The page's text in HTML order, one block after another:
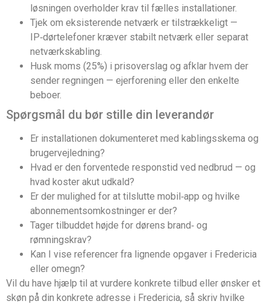
løsningen overholder krav til fælles installationer.
Tjek om eksisterende netværk er tilstrækkeligt —
IP‑dørtelefoner kræver stabilt netværk eller separat
netværkskabling.
Husk moms (25%) i prisoverslag og afklar hvem der
sender regningen — ejerforening eller den enkelte
beboer.
Spørgsmål du bør stille din leverandør
Er installationen dokumenteret med kablingsskema og
brugervejledning?
Hvad er den forventede responstid ved nedbrud — og
hvad koster akut udkald?
Er der mulighed for at tilslutte mobil‑app og hvilke
abonnementsomkostninger er der?
Tager tilbuddet højde for dørens brand‑ og
rømningskrav?
Kan I vise referencer fra lignende opgaver i Fredericia
eller omegn?
Vil du have hjælp til at vurdere konkrete tilbud eller ønsker et
skøn på din konkrete adresse i Fredericia, så skriv hvilke